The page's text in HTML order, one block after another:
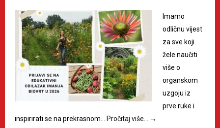
Imamo
odličnu vijest
za sve koji
žele naučiti
više o
organskom
uzgoju iz
prve ruke i
inspirirati se na prekrasnom… Pročitaj više… →